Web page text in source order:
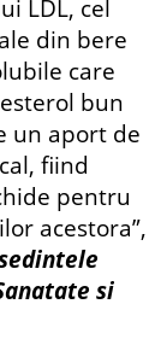
LDL, cel
din bere
care
bun
un aport de
fiind
pentru
acestora”,
si